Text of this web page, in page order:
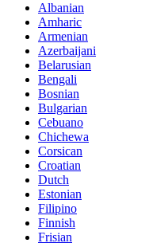
Albanian
Amharic
Armenian
Azerbaijani
Belarusian
Bengali
Bosnian
Bulgarian
Cebuano
Chichewa
Corsican
Croatian
Dutch
Estonian
Filipino
Finnish
Frisian